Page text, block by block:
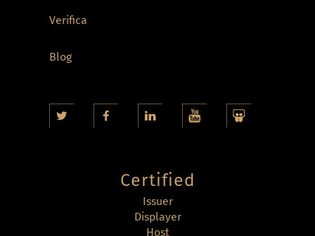
Verifica
Blog
Certified
Issuer
Displayer
Host